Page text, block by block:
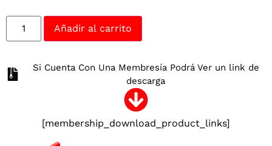
Añadir al carrito
Si Cuenta Con Una Membresía Podrá Ver un link de
descarga
[membership_download_product_links]